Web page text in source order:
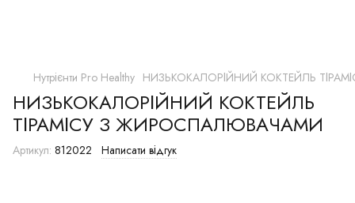
Нутрієнти Рro Healthy НИЗЬКОКАЛОРІЙНИЙ КОКТЕЙЛЬ
НИЗЬКОКАЛОРІЙНИЙ КОКТЕЙЛЬ
ТІРАМІСУ З ЖИРОСПАЛЮВАЧАМИ
Артикул: 812022 Написати відгук